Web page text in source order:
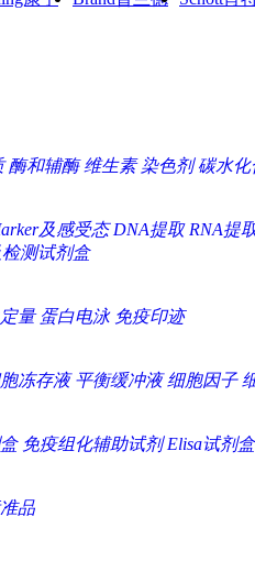
酶和辅酶 维生素 染色剂 碳水化
及感受态 DNA提取 RNA提
测试剂盒
量 蛋白电泳 免疫印迹
冻存液 平衡缓冲液 细胞因子
免疫组化辅助试剂 Elisa试剂盒
品